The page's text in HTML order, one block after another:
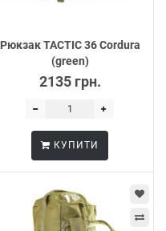
Рюкзак TACTIC 36 Cordura
(green)
2135 грн.
КУПИТИ